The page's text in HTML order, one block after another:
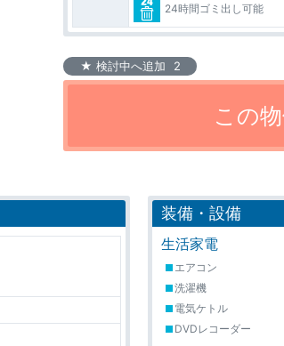
24時間ゴミ出し可能
★ 検討中へ追加 2
装備・設備
生活家電
エアコン
洗濯機
電気ケトル
DVDレコーダー